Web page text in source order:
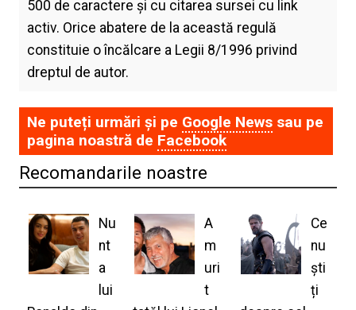
500 de caractere și cu citarea sursei cu link
activ. Orice abatere de la această regulă
constituie o încălcare a Legii 8/1996 privind
dreptul de autor.
Ne puteți urmări și pe Google Newssau pe
pagina noastră de Facebook
Recomandarile noastre
Nu
nt
a
lui
A
m
uri
t
Ce
nu
ști
ți